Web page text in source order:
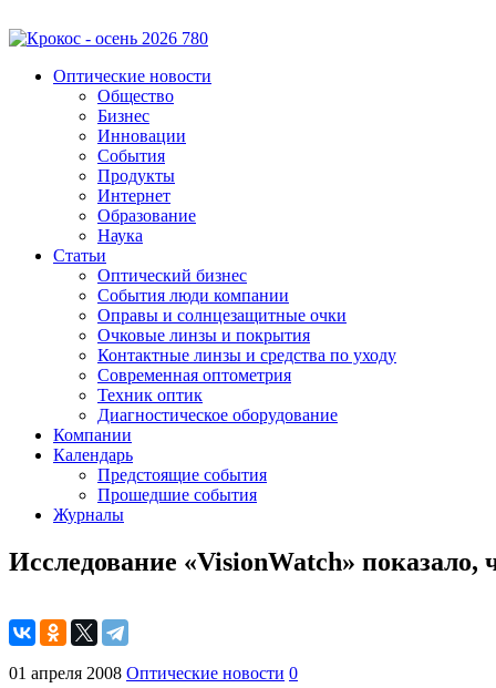
Оптические новости
Общество
Бизнес
Инновации
События
Продукты
Интернет
Образование
Наука
Статьи
Оптический бизнес
События люди компании
Оправы и солнцезащитные очки
Очковые линзы и покрытия
Контактные линзы и средства по уходу
Современная оптометрия
Техник оптик
Диагностическое оборудование
Компании
Календарь
Предстоящие события
Прошедшие события
Журналы
Исследование «VisionWatch» показало,
01 апреля 2008 Оптические новости 0